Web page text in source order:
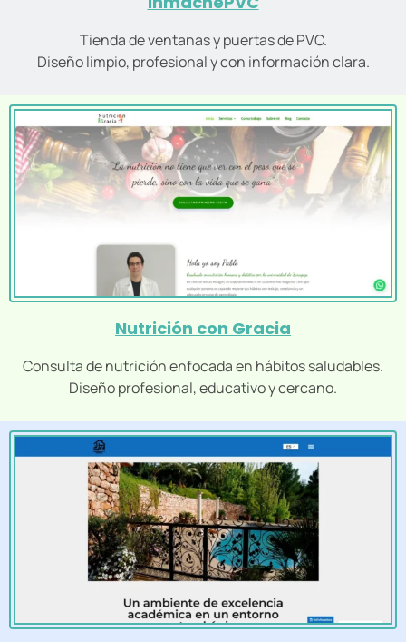
Tienda de ventanas y puertas de PVC.
Diseño limpio, profesional y con información clara.
Nutrición con Gracia
Consulta de nutrición enfocada en hábitos saludables.
Diseño profesional, educativo y cercano.